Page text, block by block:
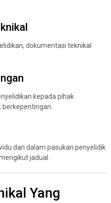
dokumentasi teknikal
kepada pihak
dan dalam pasukan penyelidik
jadual.
Yang